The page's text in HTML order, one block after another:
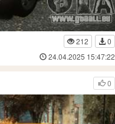
212
0
24.04.2025 15:47:22
0